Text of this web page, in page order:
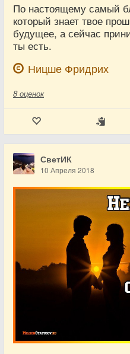
По настоящему самый
который знает твое
будущее, а сейчас
ты есть.
Ницше Фридрих
8 оценок
СветИК
10 Апреля 2018